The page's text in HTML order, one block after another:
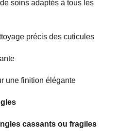
soins adaptés à tous les
précis des cuticules
une finition élégante
cassants ou fragiles